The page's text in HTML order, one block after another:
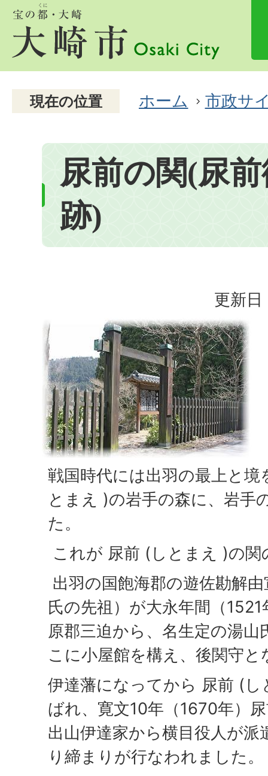
現在の位置 ホーム 市政サ
尿前の関(尿
跡)
更新
戦国時代には出羽の最上と
とまえ )の岩手の森に、岩手
た。
これが 尿前 (しとまえ )の関
出羽の国飽海郡の遊佐勘解
氏の先祖）が大永年間（
原郡三迫から、名生定の湯
こに小屋館を構え、後関守
伊達藩になってから 尿前 (し
ばれ、寛文10年（1670年）
出山伊達家から横目役人が派
り締まりが行なわれました。